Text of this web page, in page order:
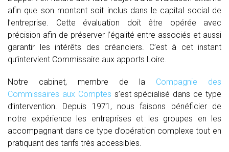
afin que son montant soit inclus dans le capital social de
l’entreprise. Cette évaluation doit être opérée avec
précision afin de préserver l’égalité entre associés et aussi
garantir les intérêts des créanciers. C’est à cet instant
qu’intervient Commissaire aux apports Loire.
Notre cabinet, membre de la Compagnie des
Commissaires aux Comptes s’est spécialisé dans ce type
d’intervention. Depuis 1971, nous faisons bénéficier de
notre expérience les entreprises et les groupes en les
accompagnant dans ce type d’opération complexe tout en
pratiquant des tarifs très accessibles.